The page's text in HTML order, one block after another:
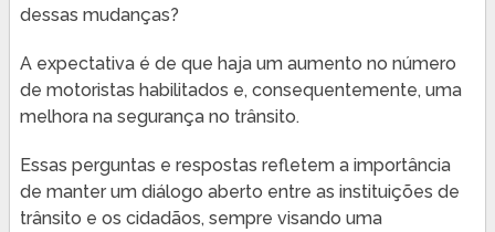
dessas mudanças?
A expectativa é de que haja um aumento no número
de motoristas habilitados e, consequentemente, uma
melhora na segurança no trânsito.
Essas perguntas e respostas refletem a importância
de manter um diálogo aberto entre as instituições de
trânsito e os cidadãos, sempre visando uma